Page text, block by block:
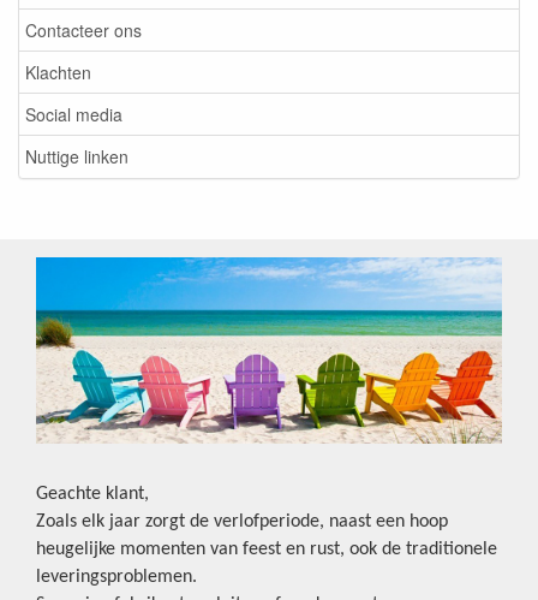
Contacteer ons
Klachten
Social media
Nuttige linken
Geachte klant,
Zoals elk jaar zorgt de verlofperiode, naast een hoop
heugelijke momenten van feest en rust, ook de traditionele
leveringsproblemen.